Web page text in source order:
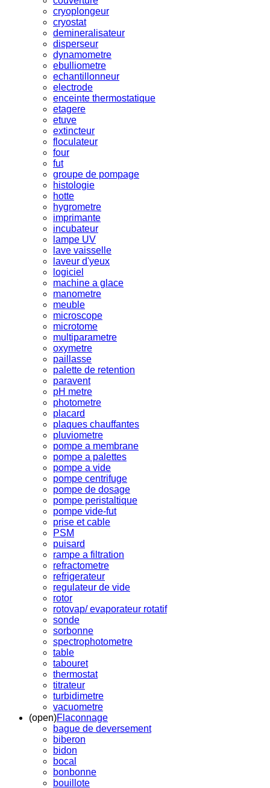
cryoplongeur
cryostat
demineralisateur
disperseur
dynamometre
ebulliometre
echantillonneur
electrode
enceinte thermostatique
etagere
etuve
extincteur
floculateur
four
fut
groupe de pompage
histologie
hotte
hygrometre
imprimante
incubateur
lampe UV
lave vaisselle
laveur d'yeux
logiciel
machine a glace
manometre
meuble
microscope
microtome
multiparametre
oxymetre
paillasse
palette de retention
paravent
pH metre
photometre
placard
plaques chauffantes
pluviometre
pompe a membrane
pompe a palettes
pompe a vide
pompe centrifuge
pompe de dosage
pompe peristaltique
pompe vide-fut
prise et cable
PSM
puisard
rampe a filtration
refractometre
refrigerateur
regulateur de vide
rotor
rotovap/ evaporateur rotatif
sonde
sorbonne
spectrophotometre
table
tabouret
thermostat
titrateur
turbidimetre
vacuometre
(open)Flaconnage
bague de deversement
biberon
bidon
bocal
bonbonne
bouillote